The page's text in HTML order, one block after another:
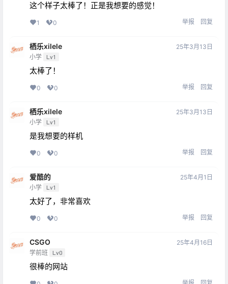
这个样子太棒了！正是我想要的感觉！
1 0 举报 回复
栖乐xilele
小学 Lv1
25年3月13日
太棒了！
0 0 举报 回复
栖乐xilele
小学 Lv1
25年3月13日
是我想要的样机
0 0 举报 回复
爱酷的
小学 Lv1
25年4月1日
太好了，非常喜欢
0 0 举报 回复
CSGO
学前班 Lv0
25年4月16日
很棒的网站